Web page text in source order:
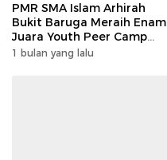
PMR SMA Islam Arhirah
Bukit Baruga Meraih Enam
Juara Youth Peer Camp
2026
1 bulan yang lalu